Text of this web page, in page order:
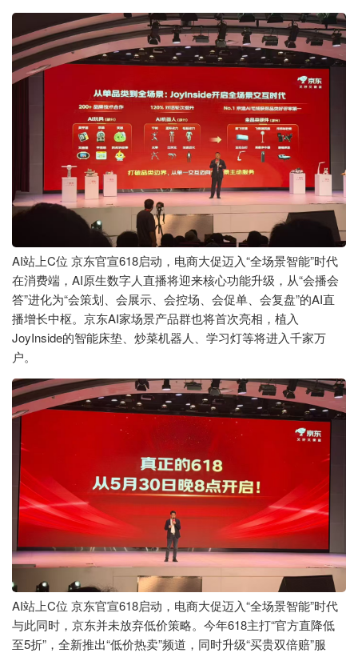
AI站上C位 京东官宣618启动，电商大促迈入“全场景智能”时代
在消费端，AI原生数字人直播将迎来核心功能升级，从“会播会
答”进化为“会策划、会展示、会控场、会促单、会复盘”的AI直
播增长中枢。京东AI家场景产品群也将首次亮相，植入
JoyInside的智能床垫、炒菜机器人、学习灯等将进入千家万
户。
AI站上C位 京东官宣618启动，电商大促迈入“全场景智能”时代
与此同时，京东并未放弃低价策略。今年618主打“官方直降低
至5折”，全新推出“低价热卖”频道，同时升级“买贵双倍赔”服